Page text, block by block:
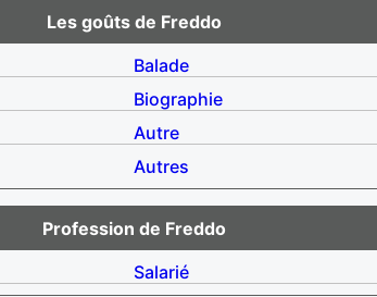
Les goûts de Freddo
Balade
Biographie
Autre
Autres
Profession de Freddo
Salarié